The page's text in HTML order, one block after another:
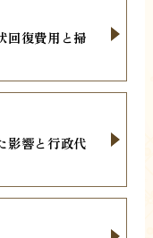
回復費用と掃
影響と行政代